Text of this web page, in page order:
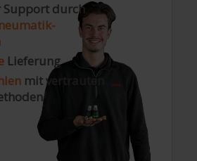
Support durch
Lieferung
mit vertrauten